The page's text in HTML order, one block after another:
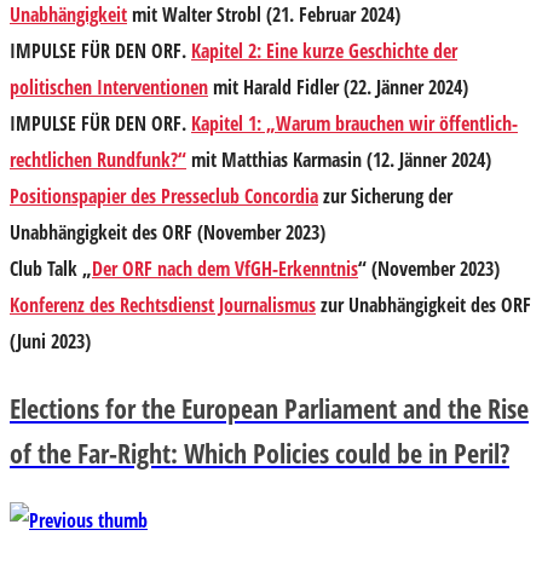
Unabhängigkeitmit Walter Strobl (21. Februar 2024)
IMPULSE FÜR DEN ORF. Kapitel 2: Eine kurze Geschichte der
politischen Interventionenmit Harald Fidler (22. Jänner 2024)
IMPULSE FÜR DEN ORF. Kapitel 1: „Warum brauchen wir öffentlich-
rechtlichen Rundfunk?“mit Matthias Karmasin (12. Jänner 2024)
Positionspapier des Presseclub Concordiazur Sicherung der
Unabhängigkeit des ORF (November 2023)
Club Talk „Der ORF nach dem VfGH-Erkenntnis“ (November 2023)
Konferenz des Rechtsdienst Journalismuszur Unabhängigkeit des ORF
(Juni 2023)
Elections for the European Parliament and the Rise
of the Far-Right: Which Policies could be in Peril?